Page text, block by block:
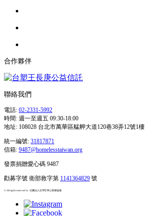
合作夥伴
​聯絡我們
電話: 02-2331-5992
時間: 週一至週五 09:30-18:00
地址: 108028 台北市萬華區艋舺大道120巷38弄12號1樓
統一編號: 31817871
信箱: 9487@homelesstaiwan.org
​發票捐贈愛心碼 9487
勸募字號 衛部救字第 1141364829 號
© All rights reserved by 社團法人台灣芒草心慈善協會